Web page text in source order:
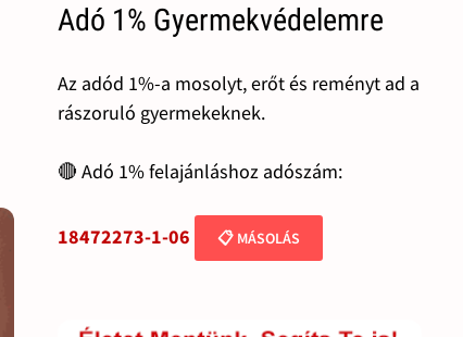
Adó 1% Gyermekvédelemre
Az adód 1%-a mosolyt, erőt és reményt ad a
rászoruló gyermekeknek.
🔴 Adó 1% felajánláshoz adószám:
18472273-1-06 📋 MÁSOLÁS